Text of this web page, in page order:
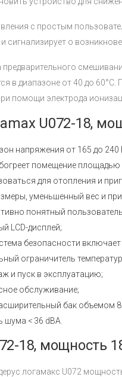
с простым
сигнализирует о
предварительного
в диапазоне от 40 до
помощи электрода
U072-18,
напряжения от 165 до 240
помещение площадью
для отопления и
уменьшенный вес и
понятный
LCD-дисплей;
безопасности
ограничитель
и пуск в эксплуатацию;
обслуживание;
бак объемом 8
шума < 36 dBA.
18, мощность
логамакс U072